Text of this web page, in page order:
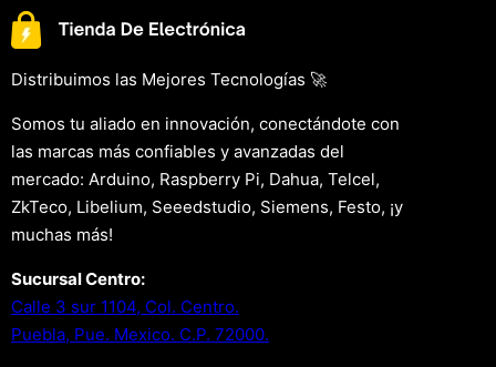
Distribuimos las Mejores Tecnologías 🚀
Somos tu aliado en innovación, conectándote con
las marcas más confiables y avanzadas del
mercado: Arduino, Raspberry Pi, Dahua, Telcel,
ZkTeco, Libelium, Seeedstudio, Siemens, Festo, ¡y
muchas más!
Sucursal Centro:
Calle 3 sur 1104, Col. Centro.
Puebla, Pue. Mexico. C.P. 72000.